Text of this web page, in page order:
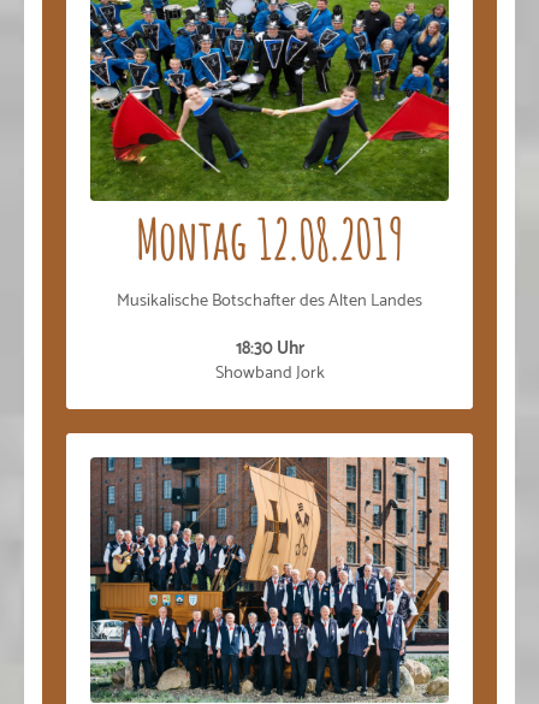
Montag 12.08.2019
Musikalische Botschafter des Alten Landes
18:30 Uhr
Showband Jork